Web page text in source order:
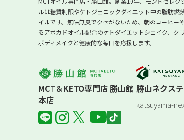
ルは糖質制限やケトジェニックダイエット中の脂肪
イルです。無味無臭でクセがないため、朝のコーヒー
るアボカドオイル配合のケトダイエットシェイク、ク
ボディメイクと健康的な毎日を応援します。
MCT＆KETO専門店 勝山館
本店
勝山ネクス
katsuyama-